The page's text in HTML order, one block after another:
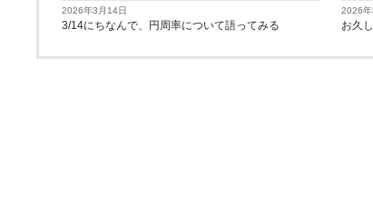
2026年3月14日
3/14にちなんで、円周率について語ってみる
2026年
お久